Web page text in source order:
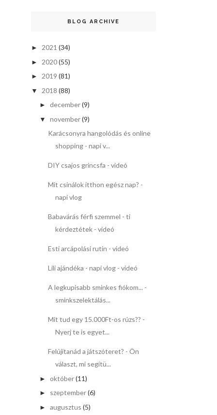
BLOG ARCHIVE
► 2021 (34)
► 2020(55)
► 2019 (81)
▼ 2018 (88)
► december(9)
▼ november(9)
Karácsonyra hangolódás és online
shopping - napi v...
DIY csajos grincsfa - videó
Mit csinálok itthon egész nap? -
napi vlog
Babavárás férfi szemmel - ti
kérdeztétek - videó
Esti arcápolási rutin - videó
Lili ajándéka - napi vlog - videó
A legkupisabb sminkes fiókom... -
sminkszelektálás...
Mit tud egy 15.000Ft-os rúzs?? -
Nyerj te is egyet...
Felújítanád a játszóteret? - Ön
választ, mi segítü...
► október(11)
► szeptember(6)
► augusztus (5)